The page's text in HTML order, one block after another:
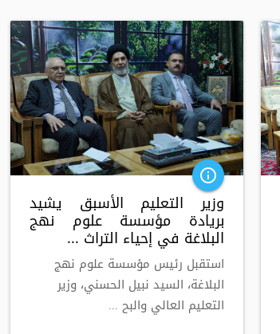
info_outline
وزير التعليم الأسبق يشيد
بريادة مؤسسة علوم نهج
البلاغة في إحياء التراث ...
استقبل رئيس مؤسسة علوم نهج
البلاغة، السيد نبيل الحسني، وزير
التعليم العالي والبح ...